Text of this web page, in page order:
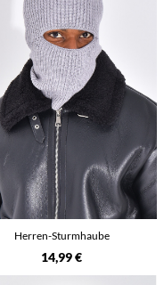
Herren-Sturmhaube
14,99 €